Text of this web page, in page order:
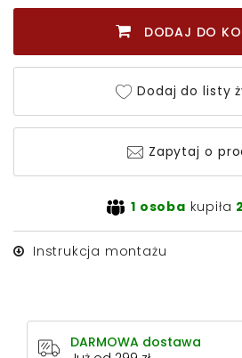
DODAJ DO
Dodaj do listy
Zapytaj o
1 osoba kupiła
Instrukcja montażu
DARMOWA dostawa